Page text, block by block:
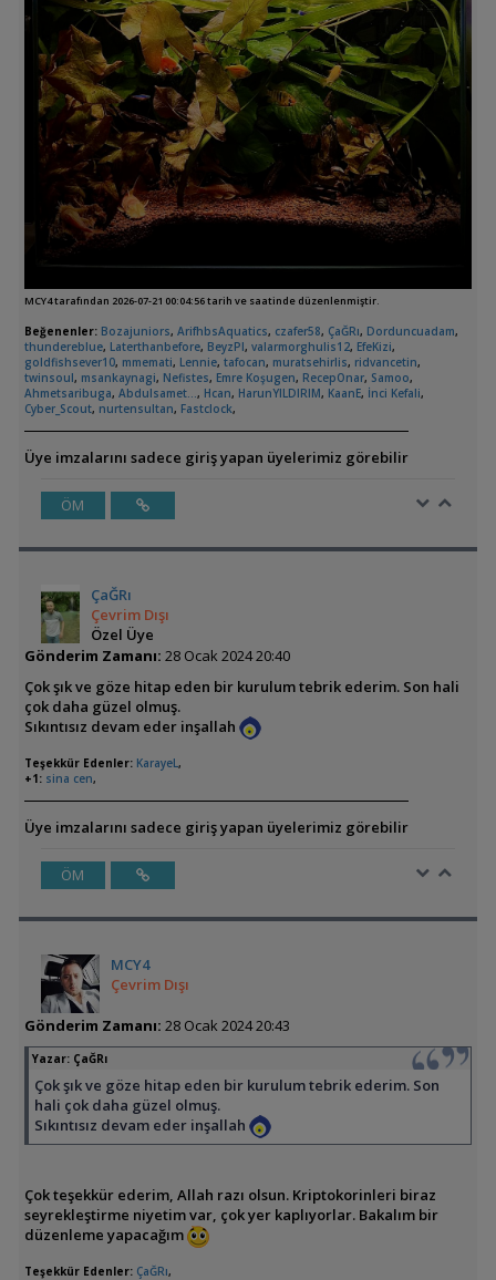
MCY4 tarafından 2026-07-21 00:04:56 tarih ve saatinde düzenlenmiştir.
Beğenenler: Bozajuniors, ArifhbsAquatics, czafer58, ÇaĞRı, Dorduncuadam,
thundereblue, Laterthanbefore, BeyzPl, valarmorghulis12, EfeKizi,
goldfishsever10, mmemati, Lennie, tafocan, muratsehirlis, ridvancetin,
twinsoul, msankaynagi, Nefistes, Emre Koşugen, RecepOnar, Samoo,
Ahmetsaribuga, Abdulsamet..., Hcan, HarunYILDIRIM, KaanE, İnci Kefali,
Cyber_Scout, nurtensultan, Fastclock,
Üye imzalarını sadece giriş yapan üyelerimiz görebilir
ÖM
ÇaĞRı
Çevrim Dışı
Özel Üye
Gönderim Zamanı: 28 Ocak 2024 20:40
Çok şık ve göze hitap eden bir kurulum tebrik ederim. Son hali
çok daha güzel olmuş.
Sıkıntısız devam eder inşallah
Teşekkür Edenler: KarayeL,
+1: sina cen,
Üye imzalarını sadece giriş yapan üyelerimiz görebilir
ÖM
MCY4
Çevrim Dışı
Gönderim Zamanı: 28 Ocak 2024 20:43
Yazar: ÇaĞRı
Çok şık ve göze hitap eden bir kurulum tebrik ederim. Son
hali çok daha güzel olmuş.
Sıkıntısız devam eder inşallah
Çok teşekkür ederim, Allah razı olsun. Kriptokorinleri biraz
seyrekleştirme niyetim var, çok yer kaplıyorlar. Bakalım bir
düzenleme yapacağım
Teşekkür Edenler: ÇaĞRı,